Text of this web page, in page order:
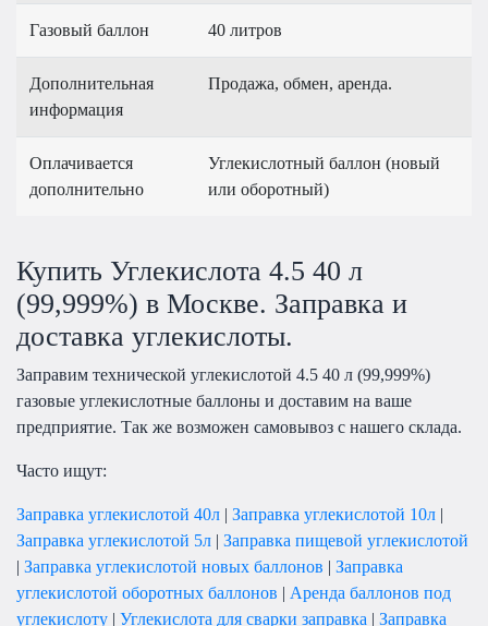
Газовый баллон 40 литров
Дополнительная
информация
Продажа, обмен, аренда.
Оплачивается
дополнительно
Углекислотный баллон (новый
или оборотный)
Купить Углекислота 4.5 40 л
(99,999%) в Москве. Заправка и
доставка углекислоты.
Заправим технической углекислотой 4.5 40 л (99,999%)
газовые углекислотные баллоны и доставим на ваше
предприятие. Так же возможен самовывоз с нашего склада.
Часто ищут:
Заправка углекислотой 40л | Заправка углекислотой 10л |
Заправка углекислотой 5л | Заправка пищевой углекислотой
| Заправка углекислотой новых баллонов | Заправка
углекислотой оборотных баллонов | Аренда баллонов под
углекислоту | Углекислота для сварки заправка | Заправка